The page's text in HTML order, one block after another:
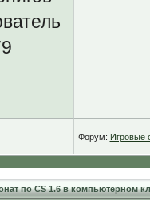
Форум: Игровые
по CS 1.6 в компьютерном